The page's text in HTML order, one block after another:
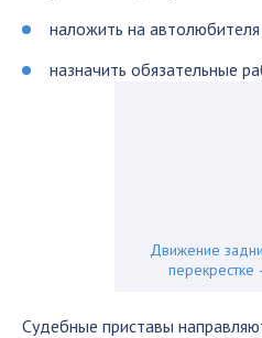
наложить на
назначить обязательные
Движение
Судебные приставы